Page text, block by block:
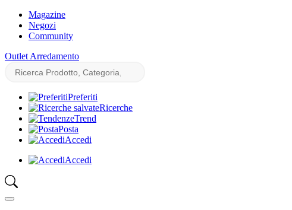
Magazine
Negozi
Community
Outlet Arredamento
Preferiti
Ricerche
Trend
Posta
Accedi
Accedi